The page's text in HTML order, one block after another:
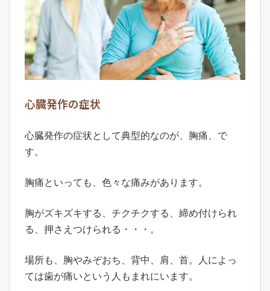
心臓発作の症状
心臓発作の症状として典型的なのが、胸痛、で
す。
胸痛といっても、色々な痛みがあります。
胸がズキズキする、チクチクする、締め付けられ
る、押さえつけられる・・・。
場所も、胸やみぞおち、背中、肩、首。人によっ
ては歯が痛いという人もまれにいます。